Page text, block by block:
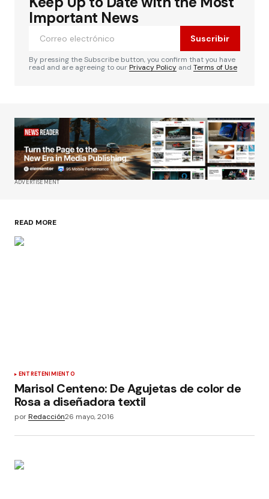
Important News
Suscribir
By pressing the Subscribe button, you confirm that you have
read and are agreeing to ourPrivacy Policy and Terms of Use
ADVERTISEMENT
READ MORE
ENTRETENIMIENTO
Marisol Centeno: De Agujetas de color de
Rosa a diseñadora textil
porRedacción26 mayo, 2016